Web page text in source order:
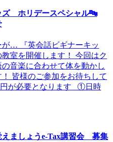
ズ ホリデースペシャル🔤
… 『英会話ビギナーキッ
室を開催します！ 今回はク
音楽に合わせて体を動かし
皆様のご参加をお待ちして
が必要となります ①日時
えましょうe-Tax講習会 募集